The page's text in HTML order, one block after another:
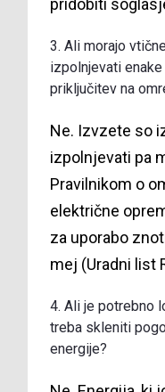
pridobiti
3. Ali morajo
izpolnjevati
priključitev na
Ne. Izvzete so
izpolnjevati pa
Pravilnikom o
električne
za uporabo
mej (Uradni list
4. Ali je potrebno
treba skleniti
energije?